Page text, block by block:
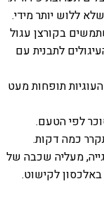
ללוש יותר מידי.
בקורצן עגול
לתבנית עם
ל 10 דקות עד שהעוגיות תופחות מעט
לפי הטעם.
כמה דקות.
מעליה שכבה של
לקישוט.